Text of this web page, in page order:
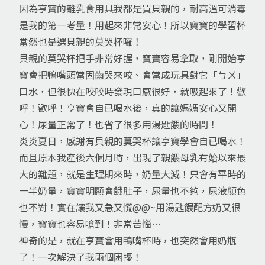
因為亨寶的離乳食用具我都是買貝親的，耐高溫可消毒
是我的第一考量！用起來非常安心！所以寶寶的學習杯
當然也是選貝親的莫哭杯囉！
貝親的莫哭杯把手非常好握，寶寶容易拿取，剛開始亨
寶會把鴨嘴頭當固齒哭來咬、會當成玩具對它「ㄅㄨ」
口水，但很快在咬咬時發現口感很好，就吸起來了！歡
呼！歡呼！亨寶會自已喝水後，真的讓媽媽安心又開
心！尿量正常了！也省了很多用湯匙餵的時間！
炎炎夏日，感謝有貝親的莫哭杯讓亨寶學會自已喝水！
而且原本我產後六個月時，出現了親餵母乳有始以來最
大的難題，就是生理期來時，奶量大減！只會有平時的
一半奶量，寶寶明顯會餓肚子，尿量也不夠，尿液顏色
也不對！實在讓我又急又慌@@~用湯匙餵配方奶又很
慢，寶寶也容易嗆到！非常苦惱…
神奇的是，就在亨寶會用鴨嘴杯時，也突然會用奶瓶
了！一次解決了我兩個困擾！